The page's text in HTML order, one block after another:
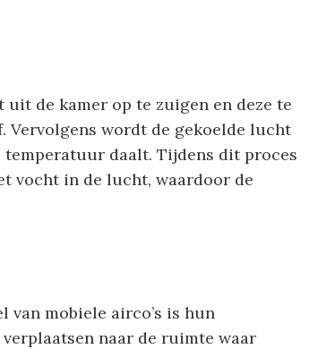
de kamer op te zuigen en deze te
Vervolgens wordt de gekoelde lucht
daalt. Tijdens dit proces
vocht in de lucht, waardoor de
van mobiele airco’s is hun
naar de ruimte waar